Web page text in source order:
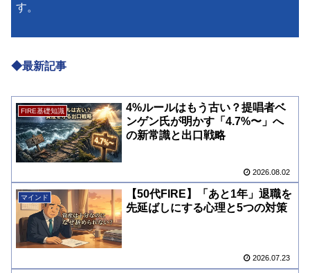
す。
◆最新記事
FIRE基礎知識
4%ルールはもう古い？提唱者ベ
ンゲン氏が明かす「4.7%〜」へ
の新常識と出口戦略
2026.08.02
マインド
【50代FIRE】「あと1年」退職を
先延ばしにする心理と5つの対策
2026.07.23